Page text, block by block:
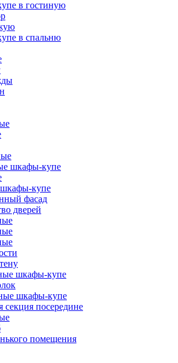
в гостиную
в спальню
шкафы-купе
купе
фасад
дверей
шкафы-купе
шкафы-купе
секция посередине
помещения